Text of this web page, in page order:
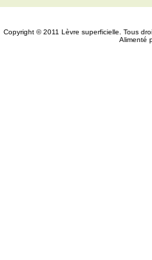
Copyright © 2011 Lèvre superficielle. Tous
Alimenté